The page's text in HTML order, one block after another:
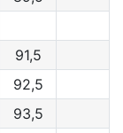
91,5
92,5
93,5